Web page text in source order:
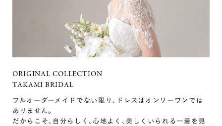
ORIGINAL COLLECTION
TAKAMI BRIDAL
フルオーダーメイドでない限り､ドレスはオンリーワンでは
ありません｡
だからこそ､自分らしく､心地よく､美しくいられる一着を見